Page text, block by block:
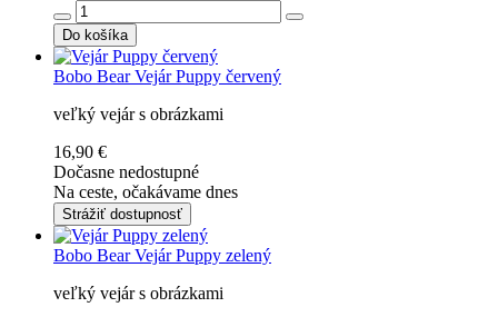
Do košíka
Bobo Bear Vejár Puppy červený
veľký vejár s obrázkami
16,90 €
Dočasne nedostupné
Na ceste, očakávame dnes
Strážiť dostupnosť
Bobo Bear Vejár Puppy zelený
veľký vejár s obrázkami